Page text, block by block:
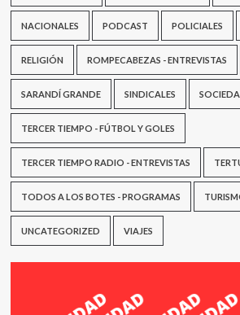
NACIONALES PODCAST POLICIALES
RELIGIÓN ROMPECABEZAS - ENTREVISTAS
SARANDÍ GRANDE SINDICALES
TERCER TIEMPO - FÚTBOL Y GOLES
TERCER TIEMPO RADIO - ENTREVISTAS
TODOS A LOS BOTES - PROGRAMAS
UNCATEGORIZED VIAJES